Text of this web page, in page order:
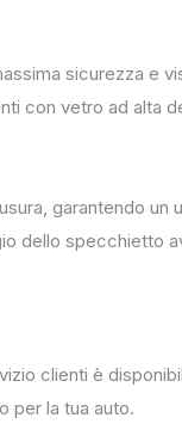
sicurezza e
con vetro ad alta
garantendo un
dello specchietto
clienti è
per la tua auto.